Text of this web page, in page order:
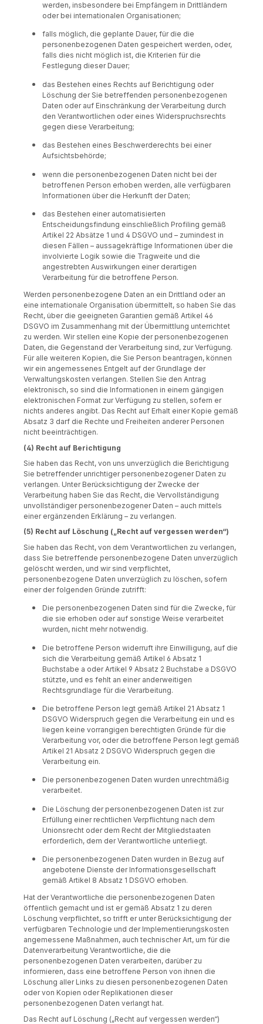
werden, insbesondere bei Empfängern in Drittländern
oder bei internationalen Organisationen;
falls möglich, die geplante Dauer, für die die
personenbezogenen Daten gespeichert werden, oder,
falls dies nicht möglich ist, die Kriterien für die
Festlegung dieser Dauer;
das Bestehen eines Rechts auf Berichtigung oder
Löschung der Sie betreffenden personenbezogenen
Daten oder auf Einschränkung der Verarbeitung durch
den Verantwortlichen oder eines Widerspruchsrechts
gegen diese Verarbeitung;
das Bestehen eines Beschwerderechts bei einer
Aufsichtsbehörde;
wenn die personenbezogenen Daten nicht bei der
betroffenen Person erhoben werden, alle verfügbaren
Informationen über die Herkunft der Daten;
das Bestehen einer automatisierten
Entscheidungsfindung einschließlich Profiling gemäß
Artikel 22 Absätze 1 und 4 DSGVO und – zumindest in
diesen Fällen – aussagekräftige Informationen über die
involvierte Logik sowie die Tragweite und die
angestrebten Auswirkungen einer derartigen
Verarbeitung für die betroffene Person.
Werden personenbezogene Daten an ein Drittland oder an
eine internationale Organisation übermittelt, so haben Sie das
Recht, über die geeigneten Garantien gemäß Artikel 46
DSGVO im Zusammenhang mit der Übermittlung unterrichtet
zu werden. Wir stellen eine Kopie der personenbezogenen
Daten, die Gegenstand der Verarbeitung sind, zur Verfügung.
Für alle weiteren Kopien, die Sie Person beantragen, können
wir ein angemessenes Entgelt auf der Grundlage der
Verwaltungskosten verlangen. Stellen Sie den Antrag
elektronisch, so sind die Informationen in einem gängigen
elektronischen Format zur Verfügung zu stellen, sofern er
nichts anderes angibt. Das Recht auf Erhalt einer Kopie gemäß
Absatz 3 darf die Rechte und Freiheiten anderer Personen
nicht beeinträchtigen.
(4) Recht auf Berichtigung
Sie haben das Recht, von uns unverzüglich die Berichtigung
Sie betreffender unrichtiger personenbezogener Daten zu
verlangen. Unter Berücksichtigung der Zwecke der
Verarbeitung haben Sie das Recht, die Vervollständigung
unvollständiger personenbezogener Daten – auch mittels
einer ergänzenden Erklärung – zu verlangen.
(5) Recht auf Löschung („Recht auf vergessen werden“)
Sie haben das Recht, von dem Verantwortlichen zu verlangen,
dass Sie betreffende personenbezogene Daten unverzüglich
gelöscht werden, und wir sind verpflichtet,
personenbezogene Daten unverzüglich zu löschen, sofern
einer der folgenden Gründe zutrifft:
Die personenbezogenen Daten sind für die Zwecke, für
die sie erhoben oder auf sonstige Weise verarbeitet
wurden, nicht mehr notwendig.
Die betroffene Person widerruft ihre Einwilligung, auf die
sich die Verarbeitung gemäß Artikel 6 Absatz 1
Buchstabe a oder Artikel 9 Absatz 2 Buchstabe a DSGVO
stützte, und es fehlt an einer anderweitigen
Rechtsgrundlage für die Verarbeitung.
Die betroffene Person legt gemäß Artikel 21 Absatz 1
DSGVO Widerspruch gegen die Verarbeitung ein und es
liegen keine vorrangigen berechtigten Gründe für die
Verarbeitung vor, oder die betroffene Person legt gemäß
Artikel 21 Absatz 2 DSGVO Widerspruch gegen die
Verarbeitung ein.
Die personenbezogenen Daten wurden unrechtmäßig
verarbeitet.
Die Löschung der personenbezogenen Daten ist zur
Erfüllung einer rechtlichen Verpflichtung nach dem
Unionsrecht oder dem Recht der Mitgliedstaaten
erforderlich, dem der Verantwortliche unterliegt.
Die personenbezogenen Daten wurden in Bezug auf
angebotene Dienste der Informationsgesellschaft
gemäß Artikel 8 Absatz 1 DSGVO erhoben.
Hat der Verantwortliche die personenbezogenen Daten
öffentlich gemacht und ist er gemäß Absatz 1 zu deren
Löschung verpflichtet, so trifft er unter Berücksichtigung der
verfügbaren Technologie und der Implementierungskosten
angemessene Maßnahmen, auch technischer Art, um für die
Datenverarbeitung Verantwortliche, die die
personenbezogenen Daten verarbeiten, darüber zu
informieren, dass eine betroffene Person von ihnen die
Löschung aller Links zu diesen personenbezogenen Daten
oder von Kopien oder Replikationen dieser
personenbezogenen Daten verlangt hat.
Das Recht auf Löschung („Recht auf vergessen werden“)